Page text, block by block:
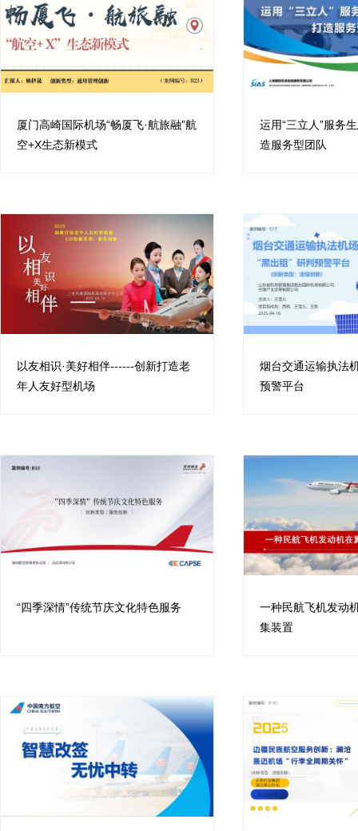
厦门高崎国际机场“畅厦飞·航旅融”航
空+X生态新模式
运用“三立人”服务
造服务型团队
以友相识·美好相伴------创新打造老
年人友好型机场
烟台交通运输执法
预警平台
“四季深情”传统节庆文化特色服务
一种民航飞机发动
集装置